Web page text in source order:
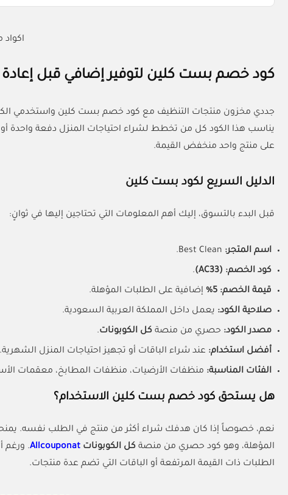
اكواد
كود خصم بست كلين لتوفير إضافي قبل إعادة
يناسب هذا الكود كل من تخطط لشراء احتياجات المنزل دفعة واحدة أو
على منتج واحد منخفض القيمة.
الدليل السريع لكود بست كلين
قبل البدء بالتسوق، إليك أهم المعلومات التي تحتاجين إليها في ثوانٍ:
اسم المتجر:
كود الخصم: (AC33)
.
قيمة الخصم: 5% إضافية على الطلبات المؤهلة.
صلاحية الكود: يعمل داخل المملكة العربية السعودية.
مصدر الكود: حصري من منصة كل الكوبونات.
أفضل استخدام: عند شراء الباقات أو تجهيز احتياجات المنزل الشهرية.
الفئات المناسبة: منظفات الأرضيات، منظفات المطابخ، معقمات
هل يستحق كود خصم بست كلين الاستخدام؟
نعم، خصوصاً إذا كان هدفك شراء أكثر من منتج في الطلب نفسه.
المؤهلة، وهو كود حصري من منصة كل الكوبونات Allcouponat. ورغم
الطلبات ذات القيمة المرتفعة أو الباقات التي تضم عدة منتجات.